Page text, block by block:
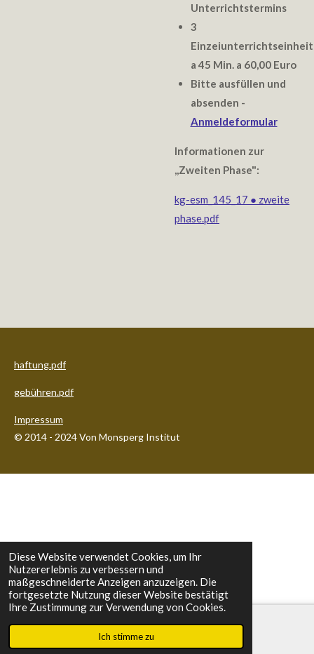
Diese Website verwendet Cookies, um Ihr
Nutzererlebnis zu verbessern und
maßgeschneiderte Anzeigen anzuzeigen. Die
fortgesetzte Nutzung dieser Website bestätigt
Ihre Zustimmung zur Verwendung von Cookies.
Ich stimme zu
Unterrichtstermins
3
a 45 Min. a 60,00 Euro
Bitte ausfüllen und
absenden -
Anmeldeformular
Informationen zur
,,Zweiten Phase":
kg-esm_145_17 ● zweite
phase.pdf
haftung.pdf
gebühren.pdf
Impressum
© 2014 - 2024 Von Monsperg Institut